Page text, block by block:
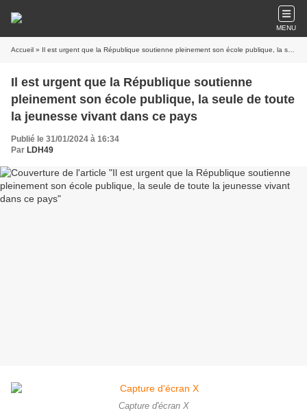
MENU
Accueil » Il est urgent que la République soutienne pleinement son école publique, la seule de toute la jeunesse vivant dans ce pays
Il est urgent que la République soutienne
pleinement son école publique, la seule de toute
la jeunesse vivant dans ce pays
Publié le 31/01/2024 à 16:34
Par LDH49
Capture d'écran X